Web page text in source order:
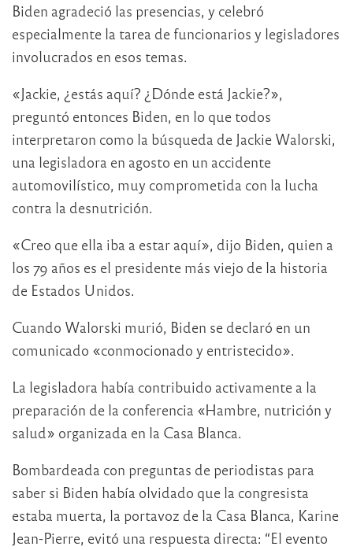
Biden agradeció las presencias, y celebró
especialmente la tarea de funcionarios y legisladores
involucrados en esos temas.
«Jackie, ¿estás aquí? ¿Dónde está Jackie?»,
preguntó entonces Biden, en lo que todos
interpretaron como la búsqueda de Jackie Walorski,
una legisladora en agosto en un accidente
automovilístico, muy comprometida con la lucha
contra la desnutrición.
«Creo que ella iba a estar aquí», dijo Biden, quien a
los 79 años es el presidente más viejo de la historia
de Estados Unidos.
Cuando Walorski murió, Biden se declaró en un
comunicado «conmocionado y entristecido».
La legisladora había contribuido activamente a la
preparación de la conferencia «Hambre, nutrición y
salud» organizada en la Casa Blanca.
Bombardeada con preguntas de periodistas para
saber si Biden había olvidado que la congresista
estaba muerta, la portavoz de la Casa Blanca, Karine
Jean-Pierre, evitó una respuesta directa: “El evento